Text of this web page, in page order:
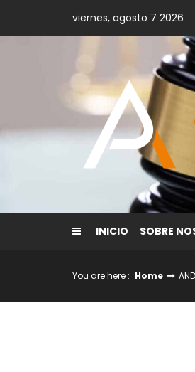
content
viernes, agosto 7 2026
INICIO SOBRE
You are here : Home